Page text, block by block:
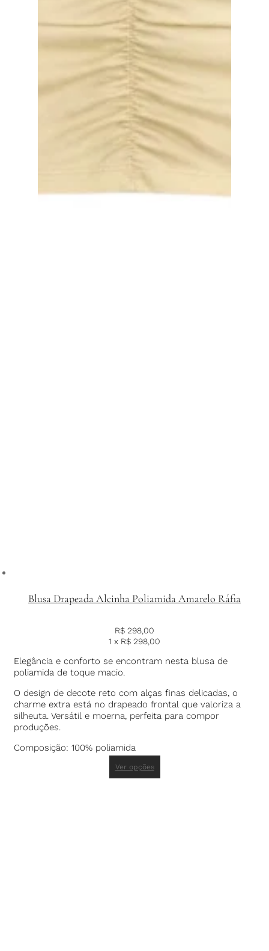
Blusa Drapeada Alcinha Poliamida Amarelo Ráfia
R$ 298,00
1 x R$ 298,00
Elegância e conforto se encontram nesta blusa de
poliamida de toque macio.
O design de decote reto com alças finas delicadas, o
charme extra está no drapeado frontal que valoriza a
silheuta. Versátil e moerna, perfeita para compor
produções.
Composição: 100% poliamida
Ver opções